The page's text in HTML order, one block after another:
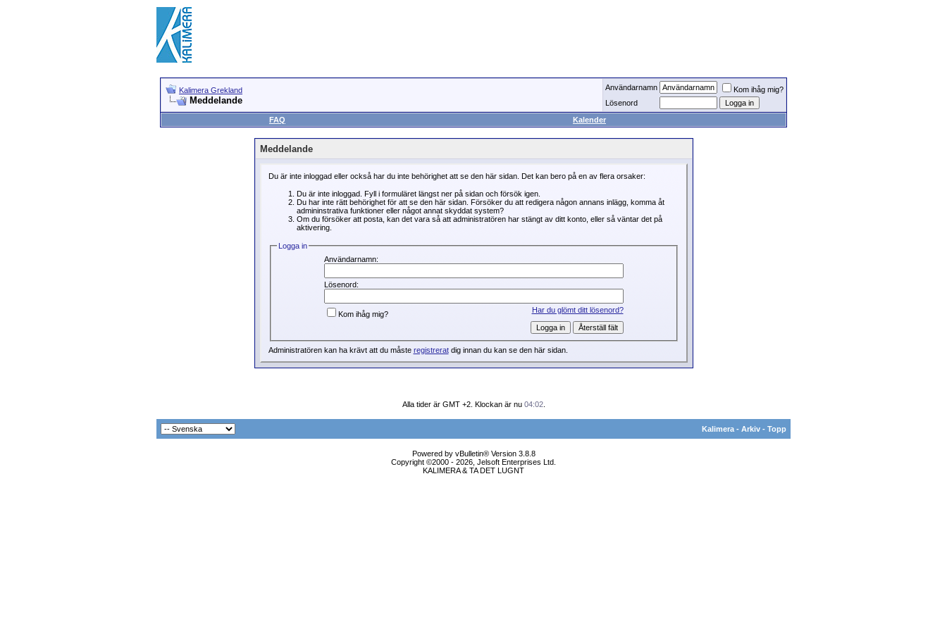
Kalimera Grekland
Meddelande
Användarnamn
Kom ihåg mig?
Lösenord
FAQ
Kalender
Meddelande
Du är inte inloggad eller också har du inte behörighet att se den här sidan. Det kan bero på en av flera orsaker:
Du är inte inloggad. Fyll i formuläret längst ner på sidan och försök igen.
Du har inte rätt behörighet för att se den här sidan. Försöker du att redigera någon annans inlägg, komma åt
admininstrativa funktioner eller något annat skyddat system?
Om du försöker att posta, kan det vara så att administratören har stängt av ditt konto, eller så väntar det på
aktivering.
Logga in
Användarnamn:
Lösenord:
Har du glömt ditt lösenord?
Kom ihåg mig?
Administratören kan ha krävt att du måste registreratdig innan du kan se den här sidan.
Alla tider är GMT +2. Klockan är nu 04:02.
Kalimera - Arkiv - Topp
Powered by vBulletin® Version 3.8.8
Copyright ©2000 - 2026, Jelsoft Enterprises Ltd.
KALIMERA & TA DET LUGNT